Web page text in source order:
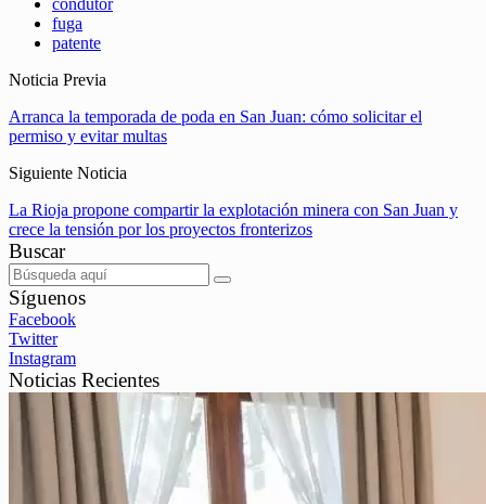
condutor
fuga
patente
Noticia Previa
Arranca la temporada de poda en San Juan: cómo solicitar el
permiso y evitar multas
Siguiente Noticia
La Rioja propone compartir la explotación minera con San Juan y
crece la tensión por los proyectos fronterizos
Buscar
Síguenos
Facebook
Twitter
Instagram
Noticias Recientes